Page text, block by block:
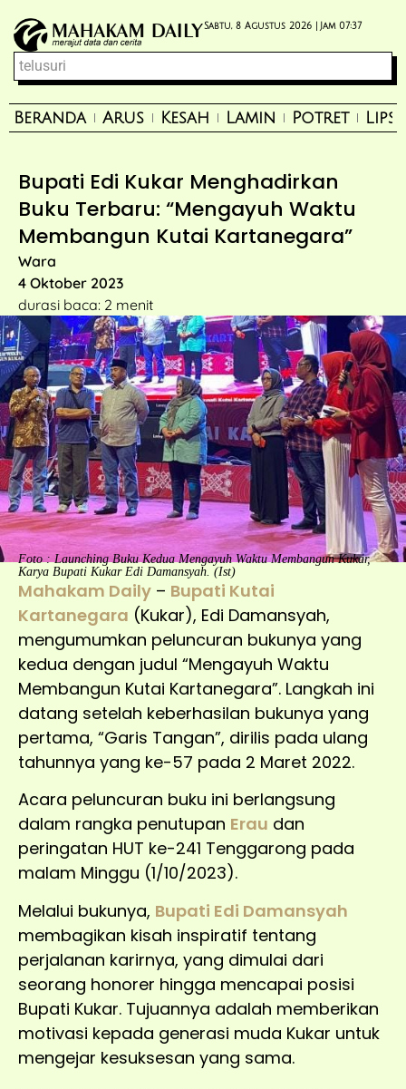
Sabtu, 8 Agustus 2026 | Jam 07:37
Beranda Arus Kesah Lamin Potret
Bupati Edi Kukar Menghadirkan
Buku Terbaru: “Mengayuh Waktu
Membangun Kutai Kartanegara”
Wara
4 Oktober 2023
durasi baca: 2 menit
Foto : Launching Buku Kedua Mengayuh Waktu Membangun Kukar,
Karya Bupati Kukar Edi Damansyah. (Ist)
Mahakam Daily – Bupati Kutai
Kartanegara (Kukar), Edi Damansyah,
mengumumkan peluncuran bukunya yang
kedua dengan judul “Mengayuh Waktu
Membangun Kutai Kartanegara”. Langkah ini
datang setelah keberhasilan bukunya yang
pertama, “Garis Tangan”, dirilis pada ulang
tahunnya yang ke-57 pada 2 Maret 2022.
Acara peluncuran buku ini berlangsung
dalam rangka penutupan Erau dan
peringatan HUT ke-241 Tenggarong pada
malam Minggu (1/10/2023).
Melalui bukunya, Bupati Edi Damansyah
membagikan kisah inspiratif tentang
perjalanan karirnya, yang dimulai dari
seorang honorer hingga mencapai posisi
Bupati Kukar. Tujuannya adalah memberikan
motivasi kepada generasi muda Kukar untuk
mengejar kesuksesan yang sama.